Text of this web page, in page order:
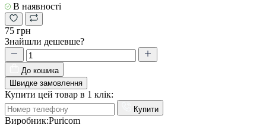
В наявності
75 грн
Знайшли дешевше?
До кошика
Швидке замовлення
Купити цей товар в 1 клік:
Купити
Виробник:Puricom